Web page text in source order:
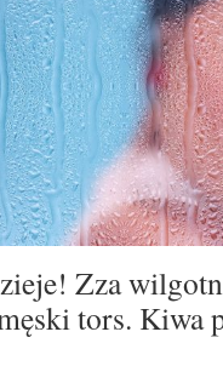
Zza
tors. Kiwa